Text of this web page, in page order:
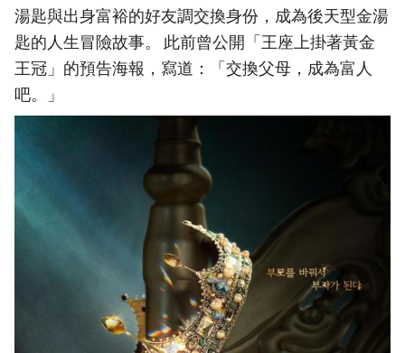
湯匙與出身富裕的好友調交換身份，成為後天型金湯
匙的人生冒險故事。 此前曾公開「王座上掛著黃金
王冠」的預告海報，寫道：「交換父母，成為富人
吧。」